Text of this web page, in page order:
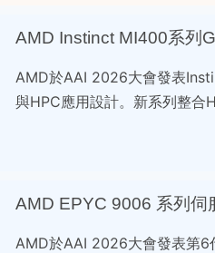
AMD Instinct MI400系列
AMD於AAI 2026大會發表
與HPC應用設計。新系列整合
AMD EPYC 9006 系列伺
AMD於AAI 2026大會發表第6